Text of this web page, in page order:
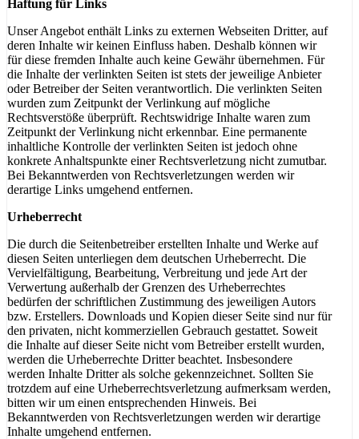
Haftung für Links
Unser Angebot enthält Links zu externen Webseiten Dritter, auf
deren Inhalte wir keinen Einfluss haben. Deshalb können wir
für diese fremden Inhalte auch keine Gewähr übernehmen. Für
die Inhalte der verlinkten Seiten ist stets der jeweilige Anbieter
oder Betreiber der Seiten verantwortlich. Die verlinkten Seiten
wurden zum Zeitpunkt der Verlinkung auf mögliche
Rechtsverstöße überprüft. Rechtswidrige Inhalte waren zum
Zeitpunkt der Verlinkung nicht erkennbar. Eine permanente
inhaltliche Kontrolle der verlinkten Seiten ist jedoch ohne
konkrete Anhaltspunkte einer Rechtsverletzung nicht zumutbar.
Bei Bekanntwerden von Rechtsverletzungen werden wir
derartige Links umgehend entfernen.
Urheberrecht
Die durch die Seitenbetreiber erstellten Inhalte und Werke auf
diesen Seiten unterliegen dem deutschen Urheberrecht. Die
Vervielfältigung, Bearbeitung, Verbreitung und jede Art der
Verwertung außerhalb der Grenzen des Urheberrechtes
bedürfen der schriftlichen Zustimmung des jeweiligen Autors
bzw. Erstellers. Downloads und Kopien dieser Seite sind nur für
den privaten, nicht kommerziellen Gebrauch gestattet. Soweit
die Inhalte auf dieser Seite nicht vom Betreiber erstellt wurden,
werden die Urheberrechte Dritter beachtet. Insbesondere
werden Inhalte Dritter als solche gekennzeichnet. Sollten Sie
trotzdem auf eine Urheberrechtsverletzung aufmerksam werden,
bitten wir um einen entsprechenden Hinweis. Bei
Bekanntwerden von Rechtsverletzungen werden wir derartige
Inhalte umgehend entfernen.